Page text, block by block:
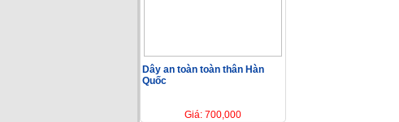
Dây an toàn toàn thân Hàn
Quốc
Giá: 700,000